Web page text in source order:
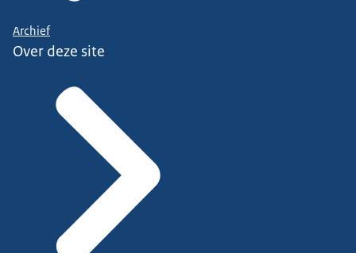
Archief
Over deze site